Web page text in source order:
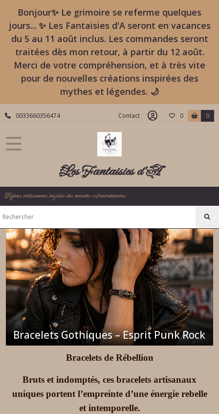
Bonjour✨ Le grimoire se referme quelques
jours... ✨ Les Fantaisies d'A seront en vacances
du 5 au 11 août inclus. Les commandes seront
traitées dès mon retour, à partir du 12 août.
Merci de votre compréhension, et à très vite
pour de nouvelles créations inspirées des
mythes et légendes. 🌙
0033660356474 Contact 0 0
Les Fantaisies d'A
Bijoux artisanaux inspirés des mondes extraordinaires
Bracelets Gothiques – Esprit Punk Rock
Bracelets de Rébellion
Bruts et indomptés, ces bracelets artisanaux
uniques portent l’empreinte d’une énergie rebelle
et intemporelle.
Fermer
FILTRES
Tous
produits
&
d’Énergie
(7)
Bracelets
Vikings
–
Héritage
Celtique
(3)
Afficher
les
résultats